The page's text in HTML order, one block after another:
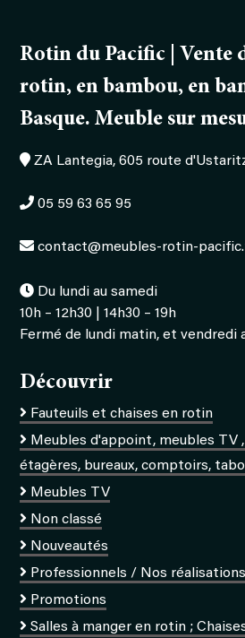
Rotin du Pacific | Vente
rotin, en bambou, en
Basque. Meuble sur
ZA Lantegia, 605 route
05 59 63 65 95
contact@meubles-rotin-
Du lundi au samedi
10h – 12h30 | 14h30 – 19h
Fermé de lundi matin, et vendredi
Découvrir
Fauteuils et chaises en rotin
Meubles d'appoint, meubles TV
étagères, bureaux, comptoirs,
Meubles TV
Non classé
Nouveautés
Professionnels / Nos réalisations
Promotions
Salles à manger en rotin ;